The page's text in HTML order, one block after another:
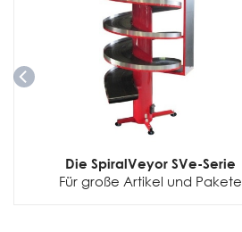
Die SpiralVeyor SVe-Serie
Für große Artikel und Pakete